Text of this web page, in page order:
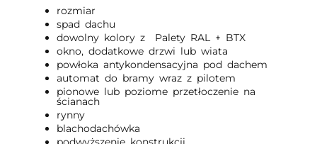
rozmiar
spad dachu
dowolny kolory z Palety RAL + BTX
okno, dodatkowe drzwi lub wiata
powłoka antykondensacyjna pod dachem
automat do bramy wraz z pilotem
pionowe lub poziome przetłoczenie na
ścianach
rynny
blachodachówka